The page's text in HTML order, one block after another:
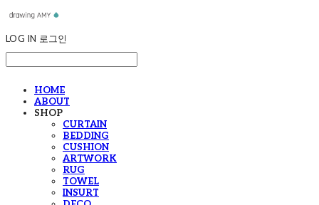
LOG IN 로그인
HOME
ABOUT
SHOP
CURTAIN
BEDDING
CUSHION
ARTWORK
RUG
TOWEL
INSURT